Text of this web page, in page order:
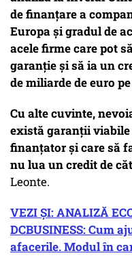
de finanțare a
Europa și gradul de
acele firme care pot
garanție și să ia un
de miliarde de euro
Cu alte cuvinte,
există garanții
finanțator și care să
nu lua un credit de
Leonte.
VEZI ȘI: ANALIZĂ
DCBUSINESS: Cum
afacerile. Modul în